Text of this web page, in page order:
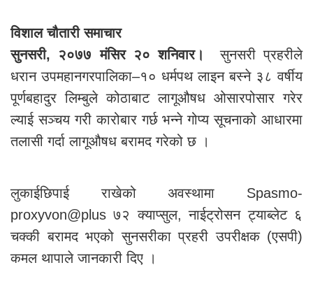
विशाल चौतारी समाचार
सुनसरी, २०७७ मंसिर २० शनिवार।
सुनसरी प्रहरीले
धरान उपमहानगरपालिका–१० धर्मपथ लाइन बस्ने ३८ वर्षीय
पूर्णबहादुर लिम्बुले कोठाबाट लागूऔषध ओसारपोसार गरेर
ल्याई सञ्चय गरी कारोबार गर्छ भन्ने गोप्य सूचनाको आधारमा
तलासी गर्दा लागूऔषध बरामद गरेको छ ।
लुकाईछिपाई राखेको अवस्थामा Spasmo-
proxyvon@plus ७२ क्याप्सुल, नाईट्रोसन ट्याब्लेट ६
चक्की बरामद भएको सुनसरीका प्रहरी उपरीक्षक (एसपी)
कमल थापाले जानकारी दिए ।